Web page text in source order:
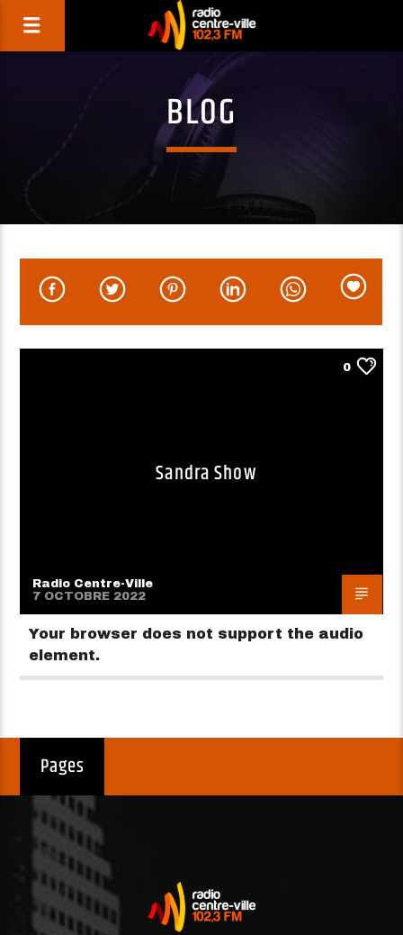
BLOG
0
Sandra Show
Radio Centre-Ville
7 OCTOBRE 2022
Your browser does not support the audio
element.
Pages